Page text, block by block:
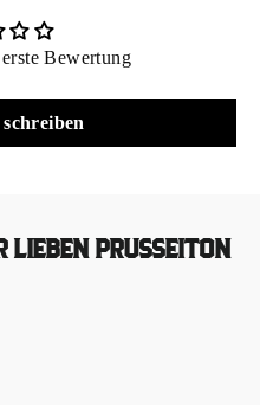
Bewertung
LIEBEN PRUSSEITON